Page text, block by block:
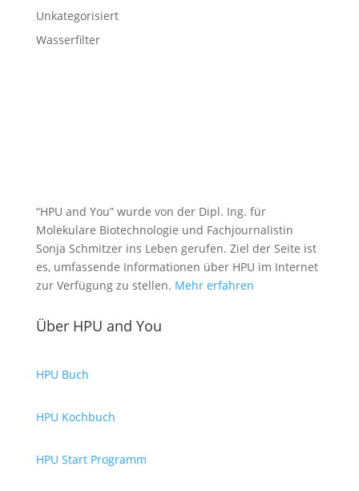
Unkategorisiert
Wasserfilter
“HPU and You” wurde von der Dipl. Ing. für
Molekulare Biotechnologie und Fachjournalistin
Sonja Schmitzer ins Leben gerufen. Ziel der Seite ist
es, umfassende Informationen über HPU im Internet
zur Verfügung zu stellen. Mehr erfahren
Über HPU and You
HPU Buch
HPU Kochbuch
HPU Start Programm